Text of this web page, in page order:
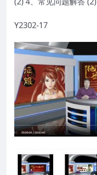
Y2302-17